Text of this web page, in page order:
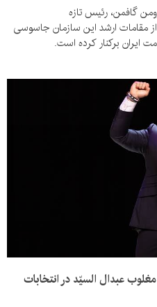
گافمن، رئیس تازه
مقامات ارشد این سازمان جاسوسی
برکنار کرده است.
مغلوب عبدال ‌السیّد در انتخابات